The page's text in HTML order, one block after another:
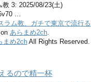
教 3: 2025/08/23(土)
…
ラム教、ガチで東京で流行る
あらまめ2ch
まめ2ch All Rights Reserved.
るので精一杯